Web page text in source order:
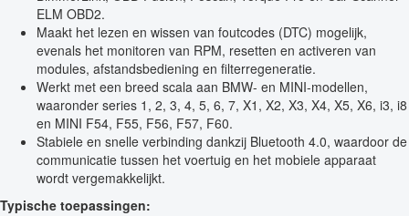
ELM OBD2.
Maakt het lezen en wissen van foutcodes (DTC) mogelijk,
evenals het monitoren van RPM, resetten en activeren van
modules, afstandsbediening en filterregeneratie.
Werkt met een breed scala aan BMW- en MINI-modellen,
waaronder series 1, 2, 3, 4, 5, 6, 7, X1, X2, X3, X4, X5, X6, i3, i8
en MINI F54, F55, F56, F57, F60.
Stabiele en snelle verbinding dankzij Bluetooth 4.0, waardoor de
communicatie tussen het voertuig en het mobiele apparaat
wordt vergemakkelijkt.
Typische toepassingen: